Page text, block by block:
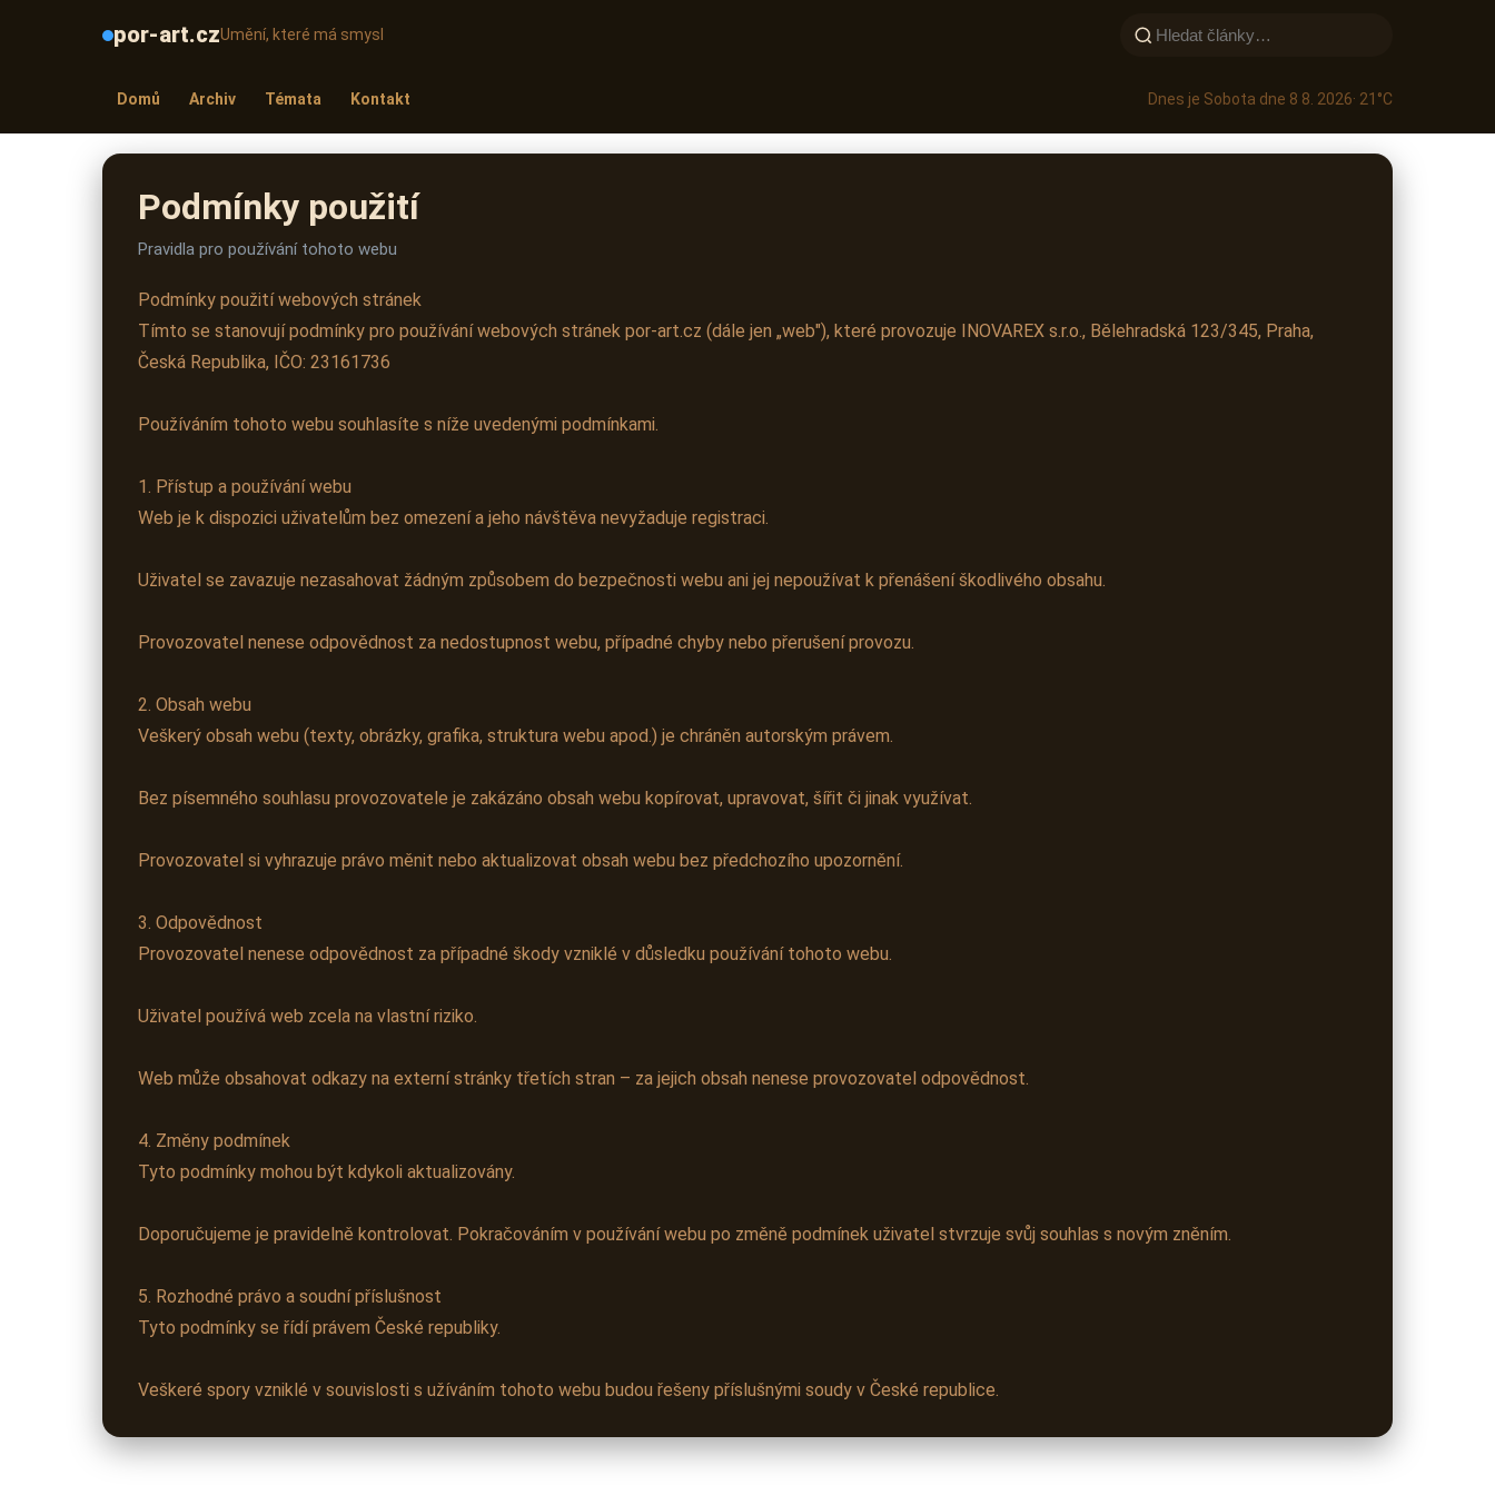
por-art.czUmění, které má smysl
Domů Archiv Témata Kontakt Dnes je Sobota dne 8 8. 2026· 21°C
Podmínky použití
Pravidla pro používání tohoto webu
Podmínky použití webových stránek
Tímto se stanovují podmínky pro používání webových stránek por-art.cz (dále jen „web"), které provozuje INOVAREX s.r.o., Bělehradská 123/345, Praha,
Česká Republika, IČO: 23161736
Používáním tohoto webu souhlasíte s níže uvedenými podmínkami.
1. Přístup a používání webu
Web je k dispozici uživatelům bez omezení a jeho návštěva nevyžaduje registraci.
Uživatel se zavazuje nezasahovat žádným způsobem do bezpečnosti webu ani jej nepoužívat k přenášení škodlivého obsahu.
Provozovatel nenese odpovědnost za nedostupnost webu, případné chyby nebo přerušení provozu.
2. Obsah webu
Veškerý obsah webu (texty, obrázky, grafika, struktura webu apod.) je chráněn autorským právem.
Bez písemného souhlasu provozovatele je zakázáno obsah webu kopírovat, upravovat, šířit či jinak využívat.
Provozovatel si vyhrazuje právo měnit nebo aktualizovat obsah webu bez předchozího upozornění.
3. Odpovědnost
Provozovatel nenese odpovědnost za případné škody vzniklé v důsledku používání tohoto webu.
Uživatel používá web zcela na vlastní riziko.
Web může obsahovat odkazy na externí stránky třetích stran – za jejich obsah nenese provozovatel odpovědnost.
4. Změny podmínek
Tyto podmínky mohou být kdykoli aktualizovány.
Doporučujeme je pravidelně kontrolovat. Pokračováním v používání webu po změně podmínek uživatel stvrzuje svůj souhlas s novým zněním.
5. Rozhodné právo a soudní příslušnost
Tyto podmínky se řídí právem České republiky.
Veškeré spory vzniklé v souvislosti s užíváním tohoto webu budou řešeny příslušnými soudy v České republice.